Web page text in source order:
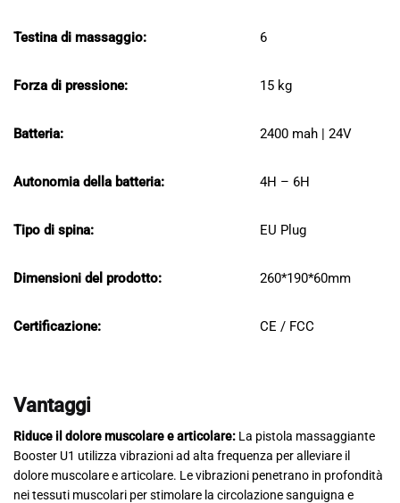
Testina di massaggio: 6
Forza di pressione: 15 kg
Batteria: 2400 mah | 24V
Autonomia della batteria: 4H – 6H
Tipo di spina: EU Plug
Dimensioni del prodotto: 260*190*60mm
Certificazione: CE / FCC
Vantaggi
Riduce il dolore muscolare e articolare: La pistola massaggiante
Booster U1 utilizza vibrazioni ad alta frequenza per alleviare il
dolore muscolare e articolare. Le vibrazioni penetrano in profondità
nei tessuti muscolari per stimolare la circolazione sanguigna e